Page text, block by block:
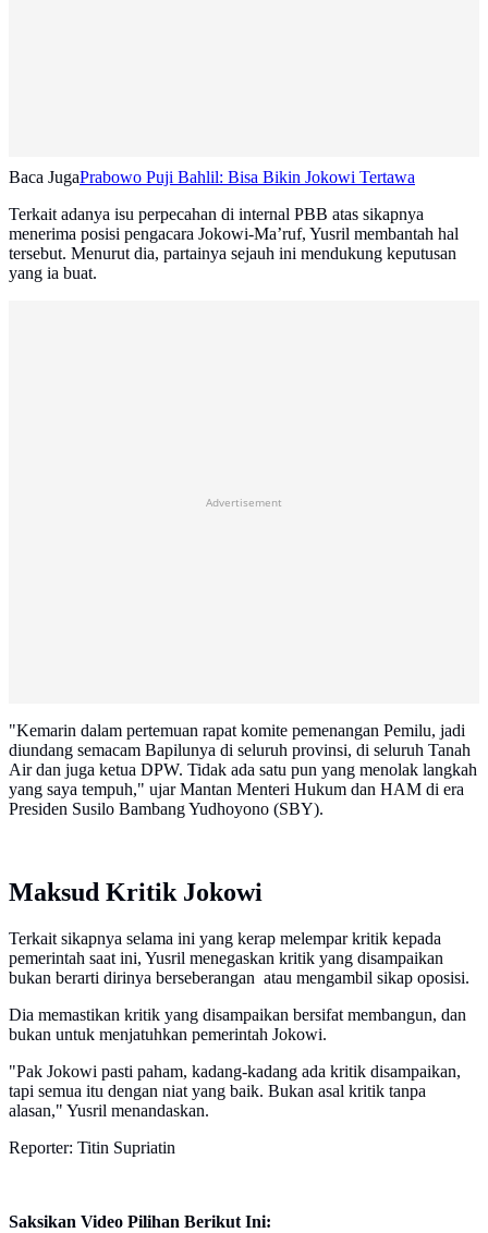
Baca JugaPrabowo Puji Bahlil: Bisa Bikin Jokowi Tertawa
Terkait adanya isu perpecahan di internal PBB atas sikapnya
menerima posisi pengacara Jokowi-Ma’ruf, Yusril membantah hal
tersebut. Menurut dia, partainya sejauh ini mendukung keputusan
yang ia buat.
Advertisement
"Kemarin dalam pertemuan rapat komite pemenangan Pemilu, jadi
diundang semacam Bapilunya di seluruh provinsi, di seluruh Tanah
Air dan juga ketua DPW. Tidak ada satu pun yang menolak langkah
yang saya tempuh," ujar Mantan Menteri Hukum dan HAM di era
Presiden Susilo Bambang Yudhoyono (SBY).
Maksud Kritik Jokowi
Terkait sikapnya selama ini yang kerap melempar kritik kepada
pemerintah saat ini, Yusril menegaskan kritik yang disampaikan
bukan berarti dirinya berseberangan atau mengambil sikap oposisi.
Dia memastikan kritik yang disampaikan bersifat membangun, dan
bukan untuk menjatuhkan pemerintah Jokowi.
"Pak Jokowi pasti paham, kadang-kadang ada kritik disampaikan,
tapi semua itu dengan niat yang baik. Bukan asal kritik tanpa
alasan," Yusril menandaskan.
Reporter: Titin Supriatin
Saksikan Video Pilihan Berikut Ini: